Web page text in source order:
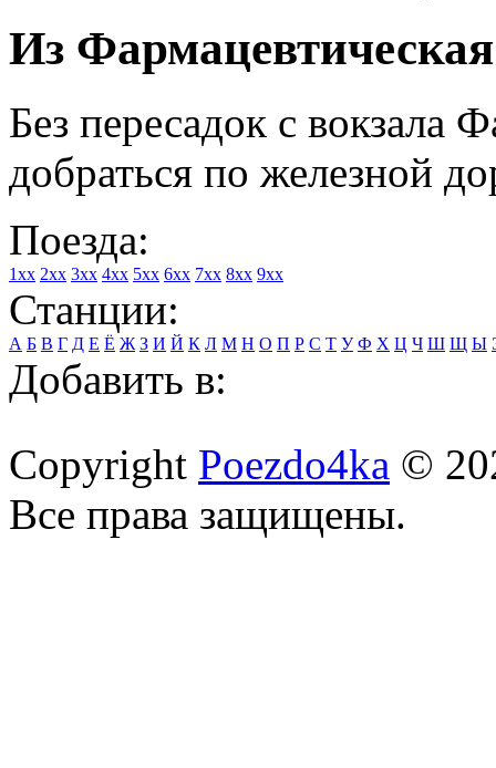
Из
Без пересадок с вокзала
добраться по железной
Поезда:
1xx 2xx 3xx 4xx 5xx 6xx 7xx 8xx 9xx
Станции:
А Б В Г Д Е Ё Ж З И Й К Л М Н О П Р С Т У Ф Х Ц Ч Ш Щ Ы
Добавить в:
Copyright Poezdo4ka ©
Все права защищены.